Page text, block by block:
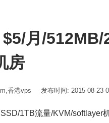
月/512MB/
房
,香港vps 发布时间: 2015-08-23
1TB流量/KVM/softlayer